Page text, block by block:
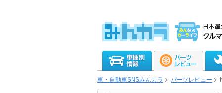
車・自動車SNSみんカラ パーツレビュー